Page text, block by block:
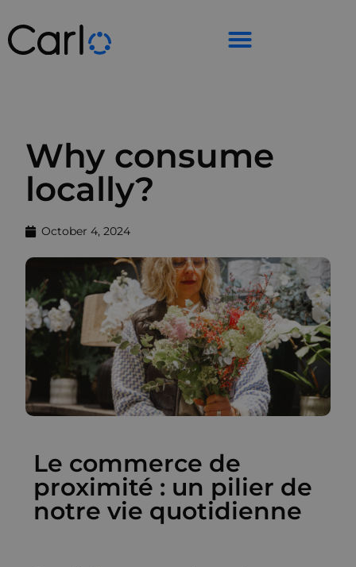
Why consume
locally?
October 4, 2024
Le commerce de
proximité : un pilier de
notre vie quotidienne